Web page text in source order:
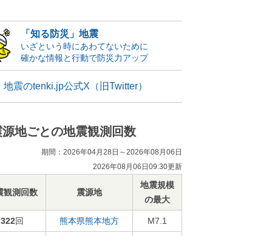
「知る防災」地震
いざという時にあわてないために
確かな情報と行動で防災力アップ
地震のtenki.jp公式X（旧Twitter）
源地ごとの地震観測回数
期間：2026年04月28日～2026年08月06日
2026年08月06日09:30更新
観測回数 震源地
地震規模
の最大
322回 熊本県熊本地方 M7.1